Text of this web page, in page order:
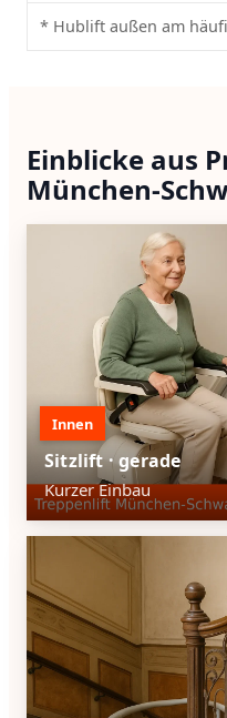
* Hublift außen am
Einblicke aus
München-
Innen
Sitzlift · gerade
Kurzer Einbau